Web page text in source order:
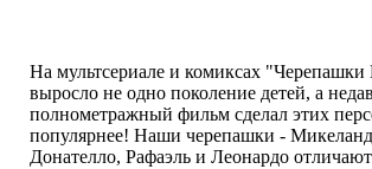
На мультсериале и комиксах
выросло не одно поколение детей, а
полнометражный фильм сделал этих
популярнее! Наши черепашки -
Донателло, Рафаэль и Леонардо